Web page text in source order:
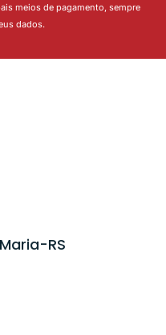
meios de pagamento, sempre
dados.
RS